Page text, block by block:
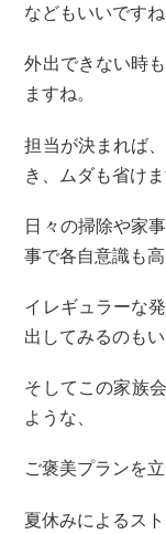
などもいいですね
外出できない時
ますね。
担当が決まれば
き、ムダも省けま
日々の掃除や家
事で各自意識も高
イレギュラーな
出してみるのもい
そしてこの家族
ような、
ご褒美プランを
夏休みによるス